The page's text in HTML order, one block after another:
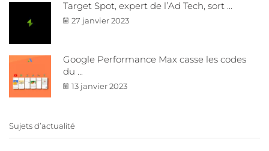
Target Spot, expert de l’Ad Tech, sort ...
27 janvier 2023
Google Performance Max casse les codes
du ...
13 janvier 2023
Sujets d’actualité